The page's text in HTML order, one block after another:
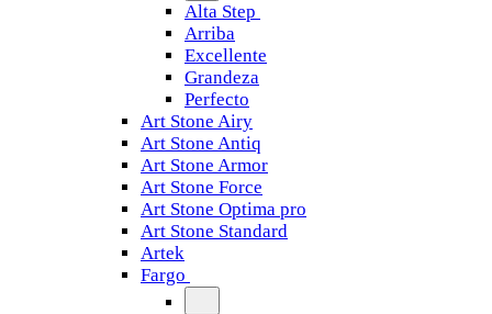
Alta Step
Arriba
Excellente
Grandeza
Perfecto
Art Stone Airy
Art Stone Antiq
Art Stone Armor
Art Stone Force
Art Stone Optima pro
Art Stone Standard
Artek
Fargo